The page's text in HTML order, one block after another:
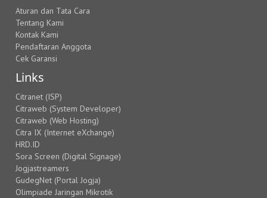
Aturan dan Tata Cara
Tentang Kami
Kontak Kami
Pendaftaran Anggota
Cek Garansi
Links
Citranet (ISP)
Citraweb (System Developer)
Citraweb (Web Hosting)
Citra IX (Internet eXchange)
HRD.ID
Sora Screen (Digital Signage)
Jogjastreamers
GudegNet (Portal Jogja)
Olimpiade Jaringan Mikrotik